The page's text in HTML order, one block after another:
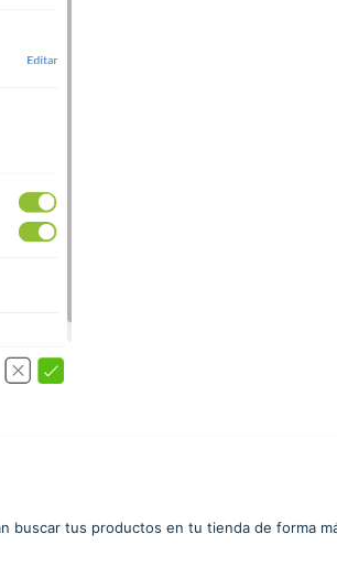
buscar tus productos en tu tienda de forma